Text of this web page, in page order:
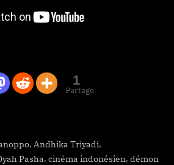
1
Partage
, Andhika Triyadi,
Pasha, cinéma indonésien, démon